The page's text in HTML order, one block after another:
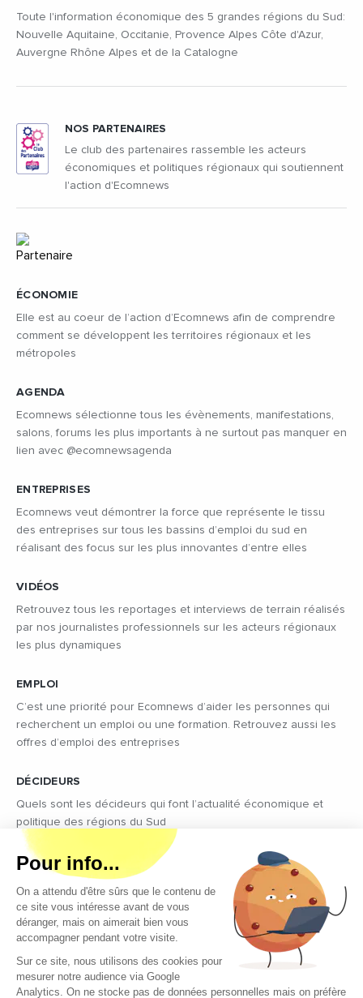
Toute l'information économique des 5 grandes régions du Sud:
Nouvelle Aquitaine, Occitanie, Provence Alpes Côte d'Azur,
Auvergne Rhône Alpes et de la Catalogne
ÉCONOMIE
Elle est au coeur de l’action d’Ecomnews afin de comprendre
comment se développent les territoires régionaux et les
métropoles
AGENDA
Ecomnews sélectionne tous les évènements, manifestations,
salons, forums les plus importants à ne surtout pas manquer en
lien avec @ecomnewsagenda
ENTREPRISES
Ecomnews veut démontrer la force que représente le tissu
des entreprises sur tous les bassins d’emploi du sud en
réalisant des focus sur les plus innovantes d’entre elles
VIDÉOS
Retrouvez tous les reportages et interviews de terrain réalisés
par nos journalistes professionnels sur les acteurs régionaux
les plus dynamiques
EMPLOI
C’est une priorité pour Ecomnews d’aider les personnes qui
recherchent un emploi ou une formation. Retrouvez aussi les
offres d’emploi des entreprises
DÉCIDEURS
Quels sont les décideurs qui font l’actualité économique et
politique des régions du Sud
NOS PARTENAIRES
Le club des partenaires rassemble les acteurs
économiques et politiques régionaux qui soutiennent
l'action d'Ecomnews
Copyright © 2026 - Tous droits réservés
Qui sommes-nous ?
Contact